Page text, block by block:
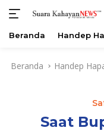
Beranda Handep
Beranda Handep
Saat